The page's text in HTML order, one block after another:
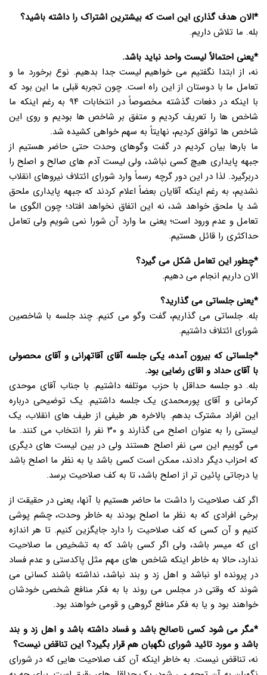
*الان هدف گذاری این است که بیشترین اشتراک را داشته باشید؟
بله. ما تلاش داریم.
*یعنی احتمالاً لیست واحد نباید باشد.
نه، از ابتدا نگفتیم می خواهیم لیست جدا بدهیم. نوع برخورد ما و
تعامل ما با دوستان از این راه است. چون تجربه قبلی ما این بود که
با اینکه در دفعات گذشته مخصوصاً در انتخابات ۹۴ به رغم اینکه ما
شاخص ها را تعریف کردیم و متفق بر شاخص ها بودیم و روی این
شاخص ها توافق کردیم، نهایتاً به سهم خواهی کشیده شد.
ما بارها بیان کردیم در گفت وگوهای وحدت حتی حاضر هستیم از
جبهه پایداری هیچ کسی نباشد، ولی لیست آدم های صالح و اصلح را
دربرگیرد. لذا در این دور گرچه رسماً وارد شورای ائتلاف نیروهای انقلاب
نشدیم، به رغم اینکه آقایان بعضاً اعلام کردند که جبهه پایداری ملحق
شد یا ملحق خواهد شد، نه این اتفاق نخواهد افتاد؛ چون الگوی ما
تعامل و عدم ورود است؛ یعنی ما وارد آن شورا نمی شویم ولی تعامل
حداکثری را قائل هستیم.
*چطور این تعامل شکل می گیرد؟
الان داریم انجام می دهیم.
*یعنی جلساتی می گذارید؟
بله. جلساتی می گذاریم، گفت وگو می کنیم. چند جلسه با شاخصین
شورای ائتلاف داشتیم.
*جلساتی که بیرون آمده، یکی جلسه آقای آقاتهرانی و آقای محصولی
با آقای حداد و اقای رضایی بود.
بله. دو جلسه حداقل با حزب موتلفه داشتیم. با جناب آقای موحدی
کرمانی و آقای پورمحمدی یک جلسه داشتیم. یک توضیحی درباره
این افراد مشترک بدهم. بالاخره هر طیفی از طیف های انقلاب، یک
لیستی را به عنوان اصلح می گذارند و ۳۰ نفر را انتخاب می کنند. ما
می گوییم این سی نفر اصلح هستند ولی در بین لیست های دیگری
که احزاب دیگر دادند، ممکن است کسی باشد یا به نظر ما اصلح باشد
یا درجاتی پائین تر از اصلح باشد، تا به کف صلاحیت برسد.
اگر کف صلاحیت را داشت ما حاضر هستیم با آنها، یعنی در حقیقت از
برخی افرادی که به نظر ما اصلح بودند به خاطر وحدت، چشم پوشی
کنیم و آن کسی که کف صلاحیت را دارد جایگزین کنیم. تا هر اندازه
ای که میسر باشد، ولی اگر کسی باشد که به تشخیص ما صلاحیت
ندارد، حالا به خاطر اینکه شاخص های مهم مثل پاکدستی و عدم فساد
در پرونده او نباشد و اهل زد و بند نباشد، نداشته باشند کسانی می
شوند که وقتی در مجلس می روند با به فکر منافع شخصی خودشان
خواهند بود و یا به فکر منافع گروهی و قومی خواهند بود.
*مگر می شود کسی ناصالح باشد و فساد داشته باشد و اهل زد و بند
باشد و مورد تائید شورای نگهبان هم قرار بگیرد؟ این تناقض نیست؟
نه، تناقض نیست. به خاطر اینکه آن کف صلاحیت هایی که در شورای